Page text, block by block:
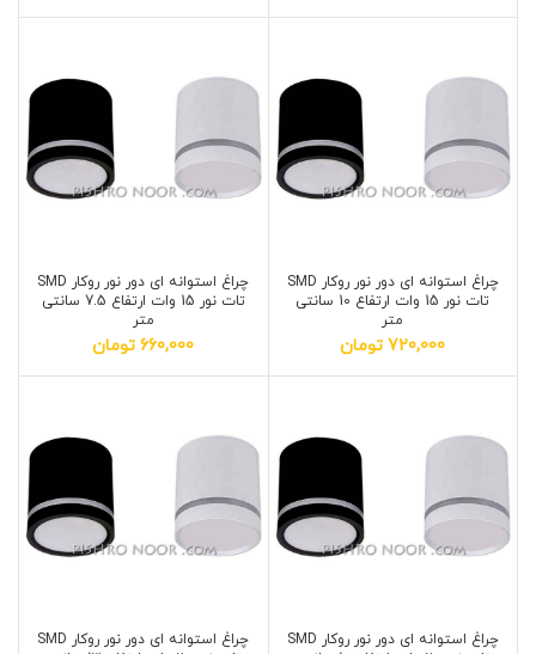
چراغ استوانه ای دور نور روکار SMD
تات نور 15 وات ارتفاع 10 سانتی
متر
720,000 تومان
چراغ استوانه ای دور نور روکار SMD
تات نور 15 وات ارتفاع 7.5 سانتی
متر
660,000 تومان
چراغ استوانه ای دور نور روکار SMD
چراغ استوانه ای دور نور روکار SMD